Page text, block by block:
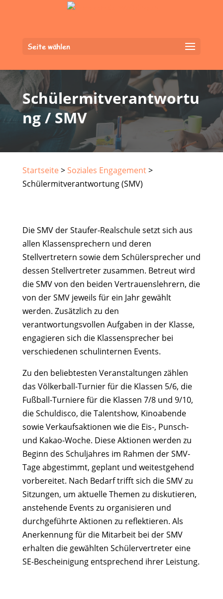
Seite wählen
Schülermitverantwortu
ng / SMV
Startseite> Soziales Engagement>
Schülermitverantwortung (SMV)
Die SMV der Staufer-Realschule setzt sich aus
allen Klassensprechern und deren
Stellvertretern sowie dem Schülersprecher und
dessen Stellvertreter zusammen. Betreut wird
die SMV von den beiden Vertrauenslehrern, die
von der SMV jeweils für ein Jahr gewählt
werden. Zusätzlich zu den
verantwortungsvollen Aufgaben in der Klasse,
engagieren sich die Klassensprecher bei
verschiedenen schulinternen Events.
Zu den beliebtesten Veranstaltungen zählen
das Völkerball-Turnier für die Klassen 5/6, die
Fußball-Turniere für die Klassen 7/8 und 9/10,
die Schuldisco, die Talentshow, Kinoabende
sowie Verkaufsaktionen wie die Eis-, Punsch-
und Kakao-Woche. Diese Aktionen werden zu
Beginn des Schuljahres im Rahmen der SMV-
Tage abgestimmt, geplant und weitestgehend
vorbereitet. Nach Bedarf trifft sich die SMVzu
Sitzungen, um aktuelle Themen zu diskutieren,
anstehende Events zu organisieren und
durchgeführte Aktionen zu reflektieren. Als
Anerkennung für die Mitarbeit bei der SMV
erhalten die gewählten Schülervertreter eine
SE-Bescheinigung entsprechend ihrer Leistung.